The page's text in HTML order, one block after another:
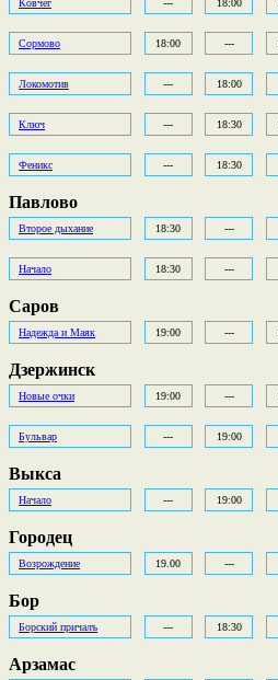
Сормово 18:00 ---
Локомотив --- 18:00
Ключ --- 18:30
Феникс --- 18:30
Павлово
Второе дыхание 18:30 ---
Начало 18:30 ---
Саров
Надежда и Маяк 19:00 ---
Дзержинск
Новые очки 19:00 ---
Бульвар --- 19:00
Выкса
Начало --- 19:00
Городец
Возрождение 19.00 ---
Бор
Борский причалъ --- 18:30
Арзамас